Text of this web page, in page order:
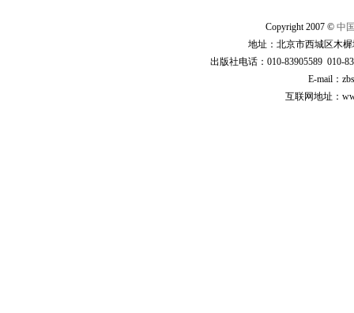
Copyright 2007 © 中
地址：北京市西城区木
出版社电话：010-83905589 010-
E-mail：
互联网地址：